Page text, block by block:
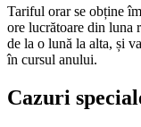
Tariful orar se obține
ore lucrătoare din luna
de la o lună la alta, și
în cursul anului.
Cazuri